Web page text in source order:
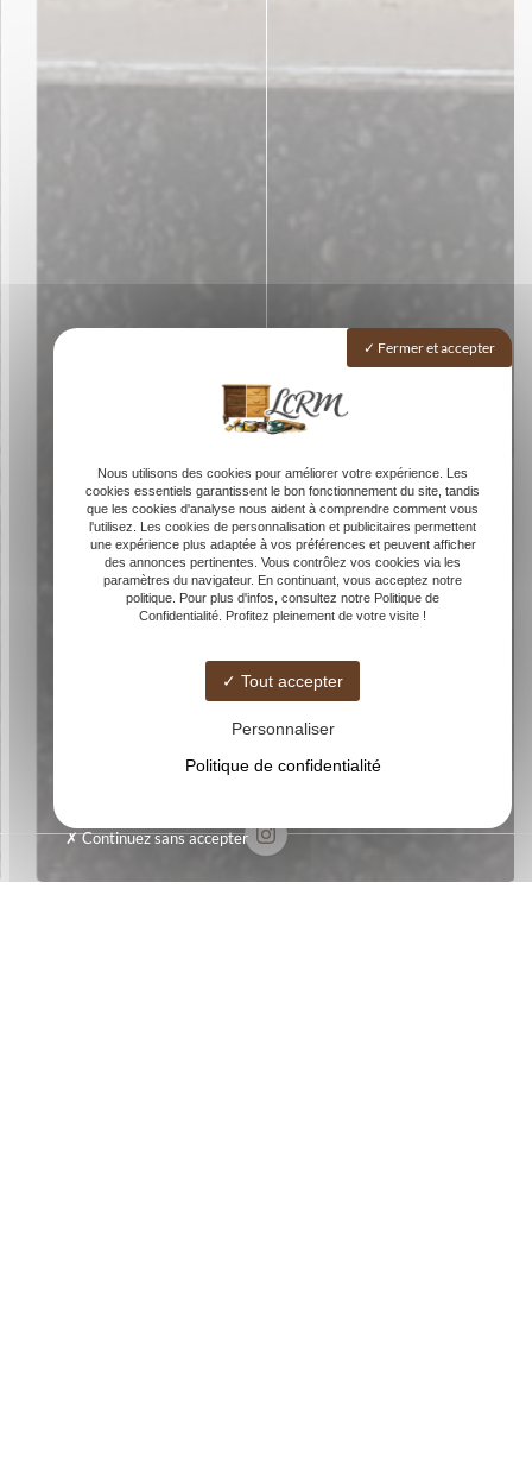
Fermer et accepter
Nous utilisons des cookies pour améliorer votre expérience. Les
cookies essentiels garantissent le bon fonctionnement du site, tandis
que les cookies d'analyse nous aident à comprendre comment vous
l'utilisez. Les cookies de personnalisation et publicitaires permettent
une expérience plus adaptée à vos préférences et peuvent afficher
des annonces pertinentes. Vous contrôlez vos cookies via les
paramètres du navigateur. En continuant, vous acceptez notre
politique. Pour plus d'infos, consultez notre Politique de
Confidentialité. Profitez pleinement de votre visite !
Tout accepter
Personnaliser
Politique de confidentialité
Continuez sans accepter